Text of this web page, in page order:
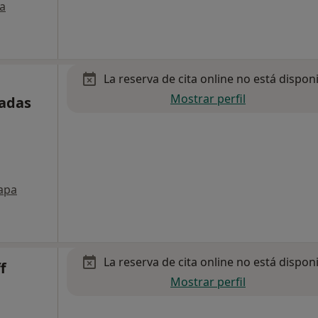
La reserva de cita online no está
Mostrar perfil
La reserva de cita online no está
Mostrar perfil